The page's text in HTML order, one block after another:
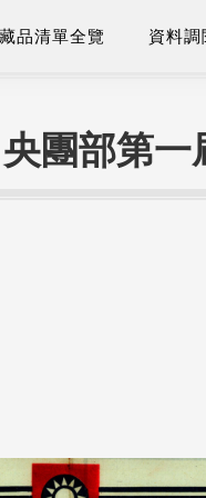
品清單全覽 資料調
團部第一